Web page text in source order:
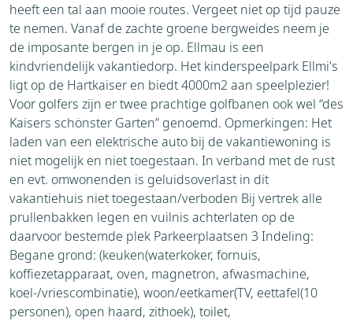
heeft een tal aan mooie routes. Vergeet niet op tijd pauze
te nemen. Vanaf de zachte groene bergweides neem je
de imposante bergen in je op. Ellmau is een
kindvriendelijk vakantiedorp. Het kinderspeelpark Ellmi's
ligt op de Hartkaiser en biedt 4000m2 aan speelplezier!
Voor golfers zijn er twee prachtige golfbanen ook wel “des
Kaisers schönster Garten” genoemd. Opmerkingen: Het
laden van een elektrische auto bij de vakantiewoning is
niet mogelijk en niet toegestaan. In verband met de rust
en evt. omwonenden is geluidsoverlast in dit
vakantiehuis niet toegestaan/verboden Bij vertrek alle
prullenbakken legen en vuilnis achterlaten op de
daarvoor bestemde plek Parkeerplaatsen 3 Indeling:
Begane grond: (keuken(waterkoker, fornuis,
koffiezetapparaat, oven, magnetron, afwasmachine,
koel-/vriescombinatie), woon/eetkamer(TV, eettafel(10
personen), open haard, zithoek), toilet,